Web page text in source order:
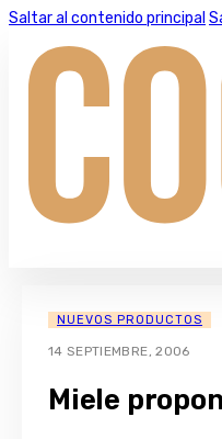
Saltar al contenido principal
NUEVOS PRODUCTOS
14 SEPTIEMBRE, 2006
Miele